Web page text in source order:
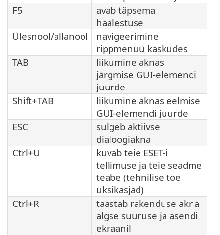
F5
avab täpsema
häälestuse
Ülesnool/allanool
navigeerimine
rippmenüü käskudes
TAB
liikumine aknas
järgmise GUI-elemendi
juurde
Shift+TAB
liikumine aknas eelmise
GUI-elemendi juurde
ESC
sulgeb aktiivse
dialoogiakna
Ctrl+U
kuvab teie ESET-i
tellimuse ja teie seadme
teabe (tehnilise toe
üksikasjad)
Ctrl+R
taastab rakenduse akna
algse suuruse ja asendi
ekraanil